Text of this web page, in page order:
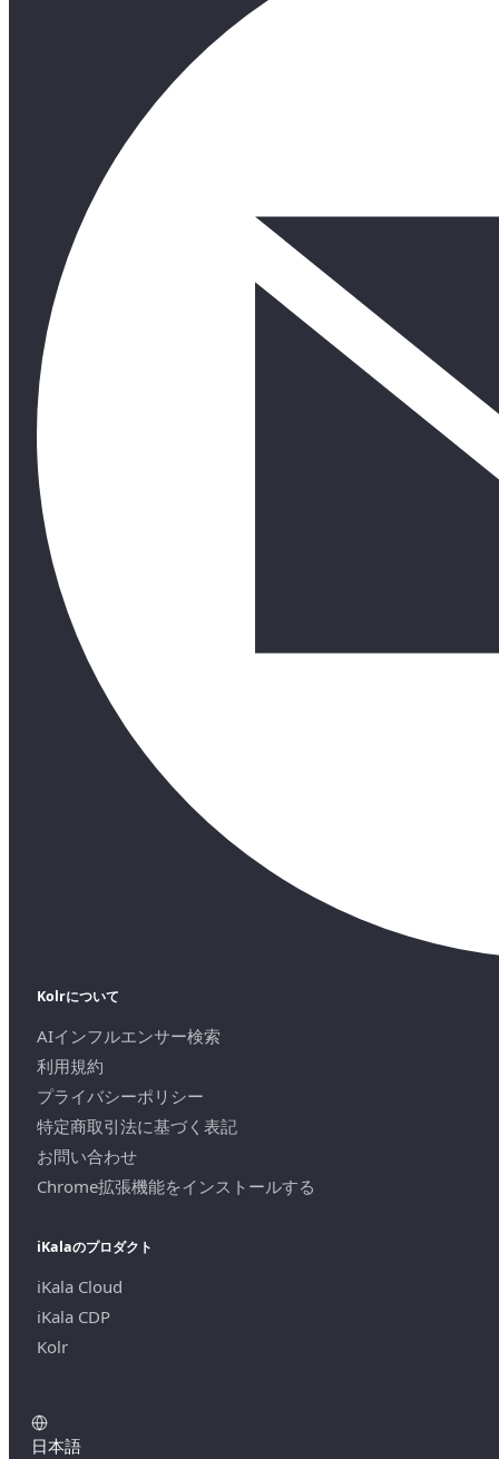
Kolrについて
AIインフルエンサー検索
利用規約
プライバシーポリシー
特定商取引法に基づく表記
お問い合わせ
Chrome拡張機能をインストールする
iKalaのプロダクト
iKala Cloud
iKala CDP
Kolr
日本語